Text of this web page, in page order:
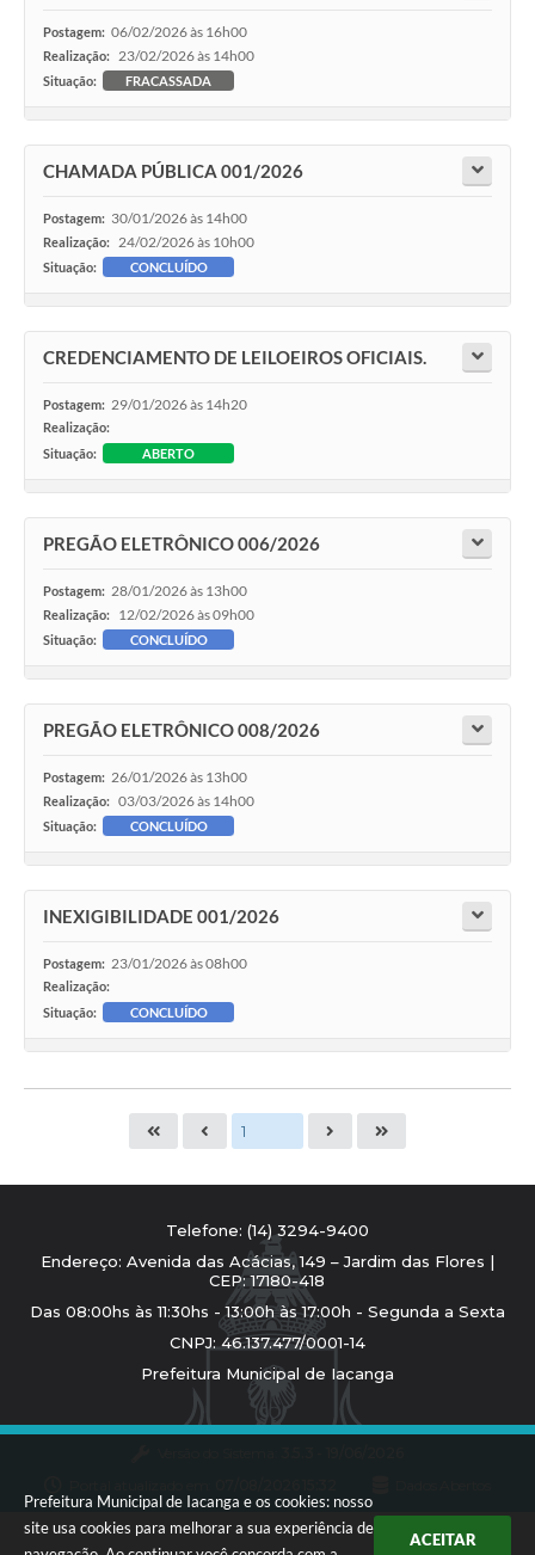
Prefeitura Municipal de Iacanga e os cookies: nosso
site usa cookies para melhorar a sua experiência de
ACEITAR
Postagem: 06/02/2026 às 16h00
Realização: 23/02/2026 às 14h00
Situação: FRACASSADA
CHAMADA PÚBLICA 001/2026
Postagem: 30/01/2026 às 14h00
Realização: 24/02/2026 às 10h00
Situação: CONCLUÍDO
CREDENCIAMENTO DE LEILOEIROS OFICIAIS.
Postagem: 29/01/2026 às 14h20
Realização:
Situação:
ABERTO
PREGÃO ELETRÔNICO 006/2026
Postagem: 28/01/2026 às 13h00
Realização: 12/02/2026 às 09h00
Situação: CONCLUÍDO
PREGÃO ELETRÔNICO 008/2026
Postagem: 26/01/2026 às 13h00
Realização: 03/03/2026 às 14h00
Situação: CONCLUÍDO
INEXIGIBILIDADE 001/2026
Postagem: 23/01/2026 às 08h00
Realização:
Situação:
CONCLUÍDO
Telefone: (14) 3294-9400
Endereço: Avenida das Acácias, 149 – Jardim das Flores |
CEP: 17180-418
Das 08:00hs às 11:30hs - 13:00h às 17:00h - Segunda a Sexta
CNPJ: 46.137.477/0001-14
Prefeitura Municipal de Iacanga